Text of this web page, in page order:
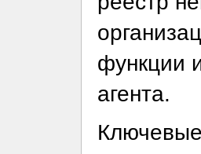
функции
агента.